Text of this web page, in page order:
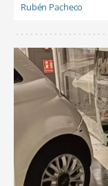
Rubén Pacheco